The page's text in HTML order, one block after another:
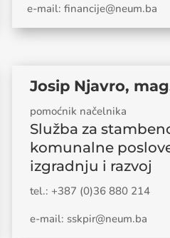
e-mail: financije@neum.ba
Josip Njavro,
pomoćnik načelnika
Služba za
komunalne
izgradnju i razvoj
tel.: +387 (0)36 880 214
e-mail: sskpir@neum.ba